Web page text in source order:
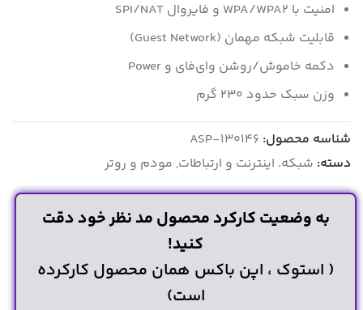
امنیت با WPA/WPA2 و فایروال SPI/NAT
قابلیت شبکه مهمان (Guest Network)
دکمه خاموش/روشن وای‌فای و Power
وزن سبک حدود ۲۳۰ گرم
شناسه محصول: ASP-130146
دسته: شبکه. اینترنت و ارتباطات, مودم و روتر
به وضعیت کارکرد محصول مد نظر خود دقت
کنید!
( استوک ، اپن باکس همان محصول کارکرده
است)